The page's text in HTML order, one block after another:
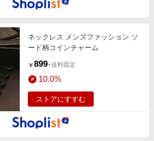
ネックレス メンズファッション ソ
ード柄コインチャーム
￥ 899+送料固定
10.0%
ストアにすすむ